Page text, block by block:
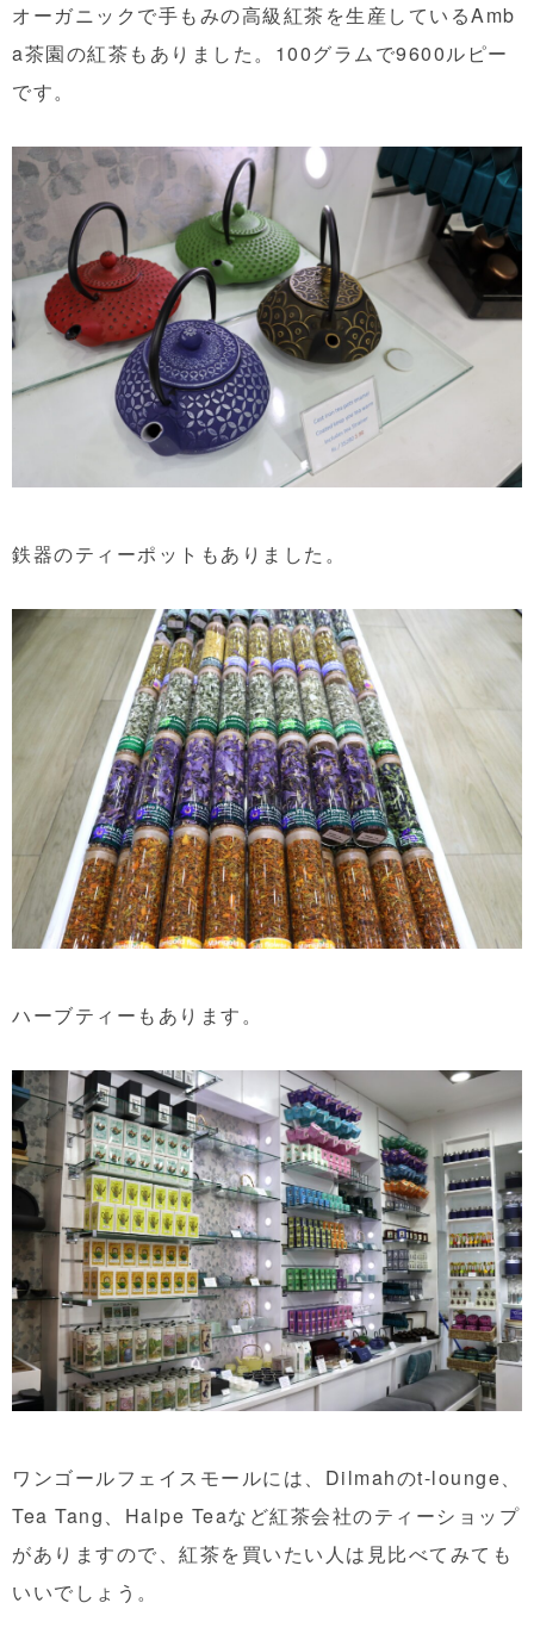
オーガニックで手もみの高級紅茶を生産しているAmb
a茶園の紅茶もありました。100グラムで9600ルピー
です。
鉄器のティーポットもありました。
ハーブティーもあります。
ワンゴールフェイスモールには、Dilmahのt-lounge、
Tea Tang、Halpe Teaなど紅茶会社のティーショップ
がありますので、紅茶を買いたい人は見比べてみても
いいでしょう。